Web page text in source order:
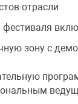
отрасли
зону с